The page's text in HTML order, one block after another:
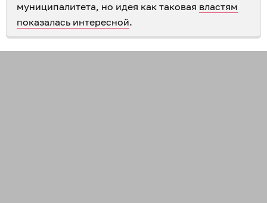
муниципалитета, но идея как таковая властям
показалась интересной.